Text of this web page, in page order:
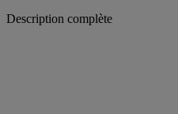
Description complète